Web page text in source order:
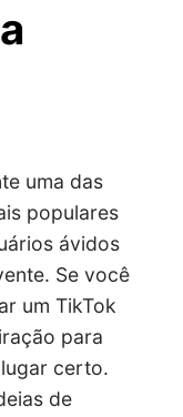
uma das
populares
ávidos
Se você
um TikTok
para
certo.
de